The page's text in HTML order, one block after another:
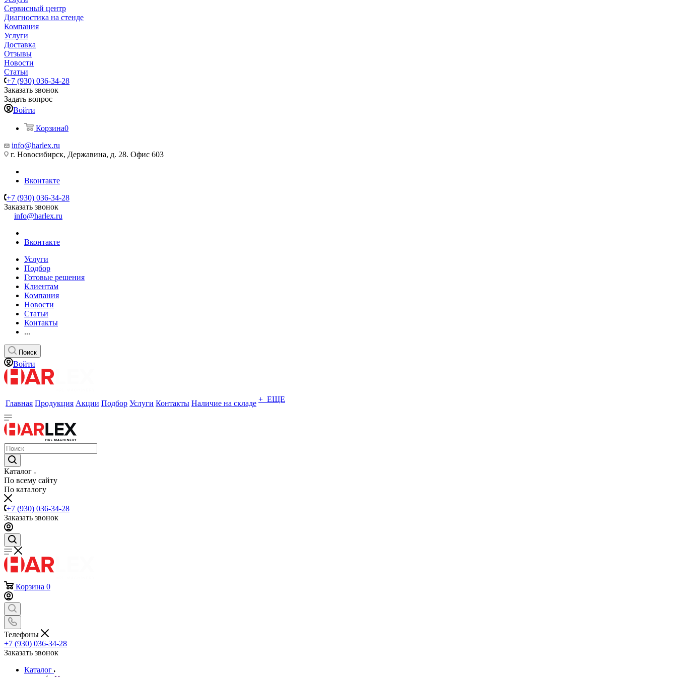
Сервисный центр
Диагностика на стенде
Компания
Услуги
Доставка
Отзывы
Новости
Статьи
+7 (930) 036-34-28
Заказать звонок
Задать вопрос
Войти
Корзина0
info@harlex.ru
г. Новосибирск, Державина, д. 28. Офис 603
Вконтакте
+7 (930) 036-34-28
Заказать звонок
info@harlex.ru
Вконтакте
Услуги
Подбор
Готовые решения
Клиентам
Компания
Новости
Статьи
Контакты
...
Поиск
Войти
Главная Продукция Акции Подбор Услуги Контакты Наличие на складе + ЕЩЕ
Каталог
По всему сайту
По каталогу
+7 (930) 036-34-28
Заказать звонок
Корзина 0
Телефоны
+7 (930) 036-34-28
Заказать звонок
Каталог